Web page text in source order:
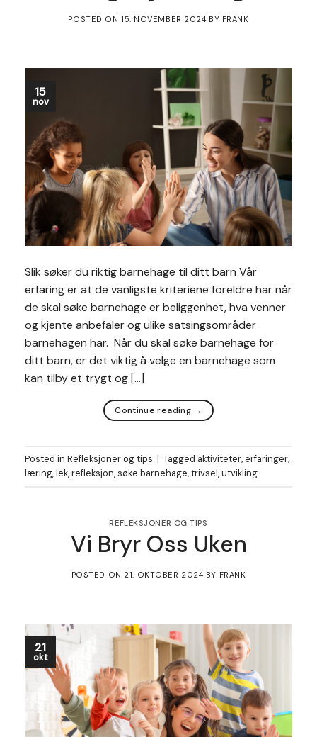
POSTED ON 15. NOVEMBER 2024 BY FRANK
15
nov
Slik søker du riktig barnehage til ditt barn Vår
erfaring er at de vanligste kriteriene foreldre har når
de skal søke barnehage er beliggenhet, hva venner
og kjente anbefaler og ulike satsingsområder
barnehagen har. Når du skal søke barnehage for
ditt barn, er det viktig å velge en barnehage som
kan tilby et trygt og […]
Continue reading →
Posted in Refleksjoner og tips | Tagged aktiviteter,erfaringer,
læring,lek,refleksjon,søke barnehage,trivsel,utvikling
REFLEKSJONER OG TIPS
Vi Bryr Oss Uken
POSTED ON 21. OKTOBER 2024 BY FRANK
21
okt